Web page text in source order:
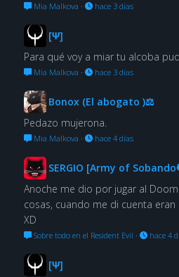
Mia Malkova · hace 3 días
[Ψ]
Para qué voy a miar tu alcoba
Mia Malkova · hace 3 días
Bonox (El abogato )⚖
Pedazo mujerona.
Mia Malkova · hace 4 días
SERGIO [Army of
Anoche me dio por jugar al
cosas, cuando me di cuenta
XD
Sobre todo en el Resident Evil · hace 4
[Ψ]